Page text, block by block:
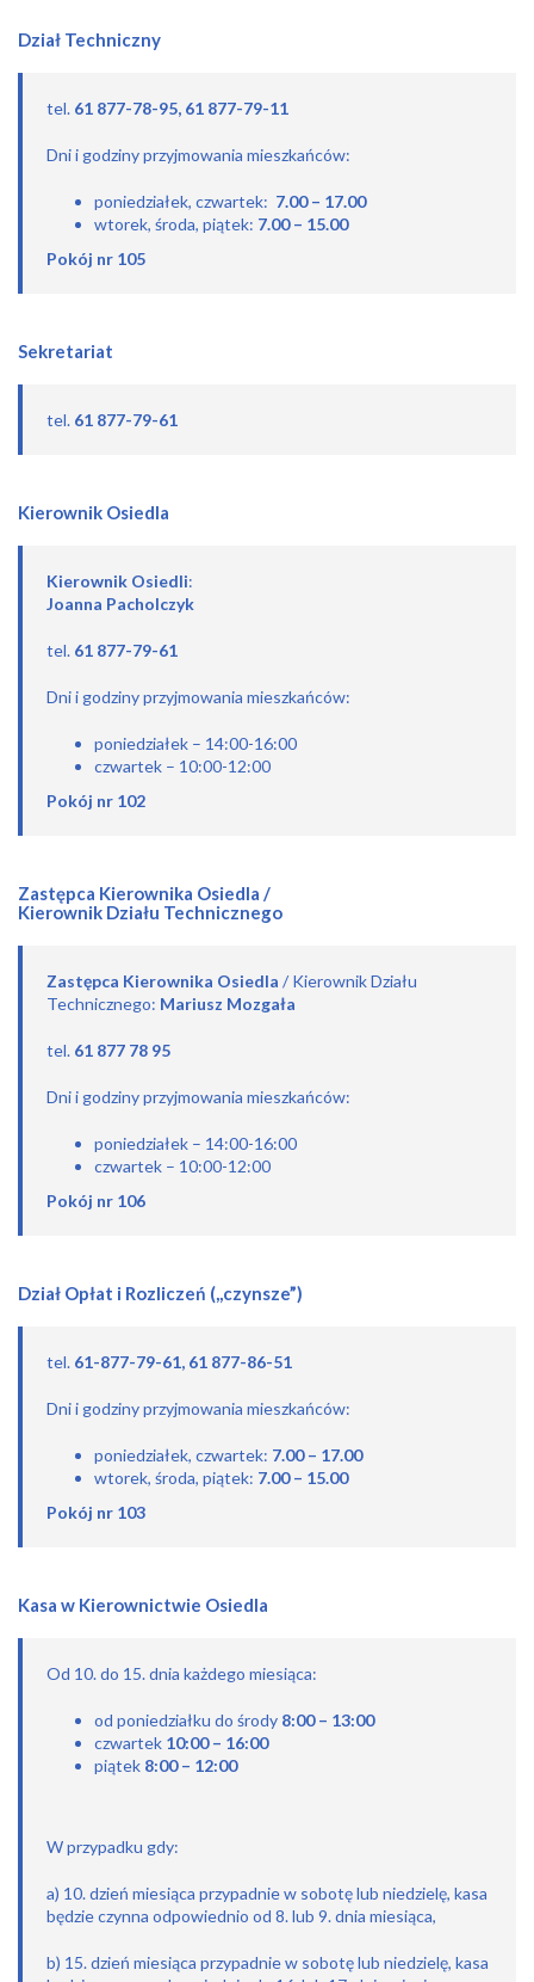
Dział Techniczny
tel. 61 877-78-95, 61 877-79-11
Dni i godziny przyjmowania mieszkańców:
poniedziałek, czwartek: 7.00– 17.00
wtorek, środa, piątek: 7.00 – 15.00
Pokój nr 105
Sekretariat
tel. 61 877-79-61
Kierownik Osiedla
Kierownik Osiedli:
Joanna Pacholczyk
tel. 61 877-79-61
Dni i godziny przyjmowania mieszkańców:
poniedziałek – 14:00-16:00
czwartek – 10:00-12:00
Pokój nr 102
Zastępca Kierownika Osiedla /
Kierownik Działu Technicznego
Zastępca Kierownika Osiedla / Kierownik Działu
Technicznego: Mariusz Mozgała
tel. 61 877 78 95
Dni i godziny przyjmowania mieszkańców:
poniedziałek – 14:00-16:00
czwartek – 10:00-12:00
Pokój nr 106
Dział Opłat i Rozliczeń (,,czynsze”)
tel. 61-877-79-61, 61 877-86-51
Dni i godziny przyjmowania mieszkańców:
poniedziałek, czwartek: 7.00 – 17.00
wtorek, środa, piątek: 7.00 – 15.00
Pokój nr 103
Kasa w Kierownictwie Osiedla
Od 10. do 15. dnia każdego miesiąca:
od poniedziałku do środy 8:00 – 13:00
czwartek 10:00 – 16:00
piątek 8:00 – 12:00
W przypadku gdy:
a) 10. dzień miesiąca przypadnie w sobotę lub niedzielę, kasa
będzie czynna odpowiednio od 8. lub 9. dnia miesiąca,
b) 15. dzień miesiąca przypadnie w sobotę lub niedzielę, kasa